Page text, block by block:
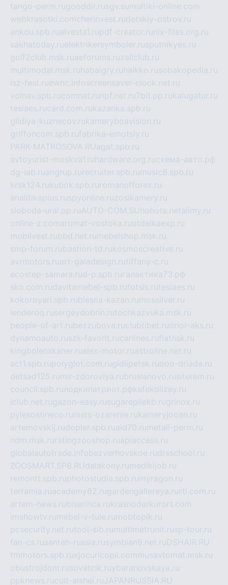
tango-perm.rugooddir.rusgv.su multiki-online.com
webkrasotki.comcherinvest.rudetskiy-ostrov.ru
ankou.spb.rualvesta1.rupdf-creator.ru nix-files.org.ru
sakhatoday.ruelektrikersymboler.rusputnikyes.ru
golf2club.msk.ruaeforums.ruzallclub.ru
multimodal.msk.ru habaigry.ru haikko.rusobakopedia.ru
isz-fest.ruewnc.infoscreensaver-clock.net.ru
volnav.spb.rucomnat.ru npf.net.ru 7bit.pp.rukalugatur.ru
tesiaes.rucard.com.rukazanka.spb.ru
gildiya-kuznecov.rukameryboavision.ru
griffoncom.spb.rufabrika-emotsiy.ru
PARK-MATROSOVA.RUagat.spb.ru
avtoyurist-moskva1.ru hardware.org.ruсхема-авто.рф
dg-lab.ruangrup.ru recruiter.spb.ru music8.spb.ru
krsk124.rukubok.spb.ru romanofforex.ru
analitikaplus.ruspyonline.ruzosikamery.ru
sloboda-ural.pp.ruAUTO-COM.SU hohota.net alimy.ru
online-z.comaromat-vostoka.ruotdelkaexp.ru
mobilvest.rubbd.net.ru mebelshop.msk.ru
smp-forum.rubastion-td.rukosmoscreative.ru
avrmotors.ruart-galadesign.rutiffany-c.ru
ecostep-samara.rud-p.spb.ru галактика73.рф
sko.com.rudavitamebel-spb.rufotsis.rutesiaes.ru
kokoroyari.spb.rublesna-kazan.ru mossilver.ru
lenderoq.rusergeydobrin.rutochkazvuka.msk.ru
people-of-art.rubezzubova.ruclubtibet.ruorior-aks.ru
dynamoauto.ruszk-favorit.rucarlines.ruflatnsk.ru
kingbolenskaner.rualex-motor.ruastroline.net.ru
act1.spb.rupolyglot.com.rugidlipetsk.ruooo-driada.ru
detsad125.ru mir-zdoroviya.rubruslanovo.rusiterem.ru
council.spb.ruлодкипатриот.рфkafekolizey.ru
iclub.net.rugazon-easy.rusugarepilekb.rugrinox.ru
pylesostineco.ru msts-ozarenie.rukameryjooan.ru
artemovskij.rudopler.spb.ruaid70.ru metall-perm.ru
ndm.msk.ru ratingzooshop.ruapiaccess.ru
globalautotrade.info bezverhovskoe.rudrsschool.ru
ZOOSMART.SPB.RUdalakony.ru medikijob.ru
remontt.spb.ruphotostudia.spb.ru myragon.ru
terramia.ruacademy62.rugardengallereya.ru rti.com.ru
artem-news.rubiserinca.rukrasnodarkurort.com
imshowtv.ru mebel-v-tule.ru mobtopik.ru
pcsecurity.net.rutool-sib.ru multimetrunit.rusp-tour.ru
fan-cs.rusanteh-russia.rusymbian9.net.ruDSHAIR.RU
tmmotors.spb.ruxjocuricopii.com musavtomat.msk.ru
obustrojdom.rusovetcik.ruybaranovskaya.ru
ppknews.rucult-alshei.ruJAPANRUSSIA.RU